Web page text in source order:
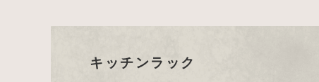
キッチンラック